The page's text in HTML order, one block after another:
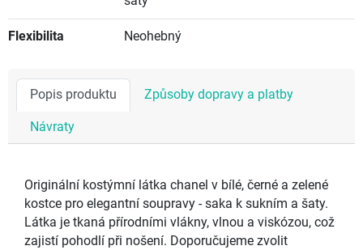
Flexibilita Neohebný
Popis produktu Způsoby dopravy a platby
Návraty
Originální kostýmní látka chanel v bílé, černé a zelené
kostce pro elegantní soupravy - saka k sukním a šaty.
Látka je tkaná přírodními vlákny, vlnou a viskózou, což
zajistí pohodlí při nošení. Doporučujeme zvolit